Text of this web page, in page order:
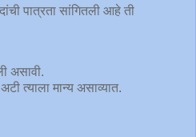
पात्रता सांगितली आहे ती
असावी.
त्याला मान्य असाव्यात.